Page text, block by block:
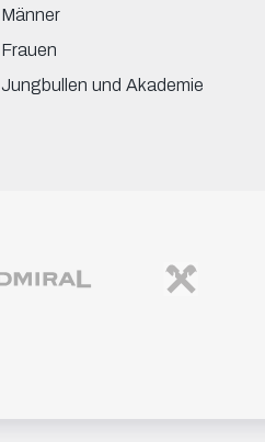
Männer
Frauen
Jungbullen und Akademie